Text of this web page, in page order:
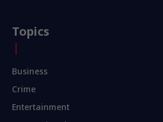
Topics
Business
Crime
Entertainment